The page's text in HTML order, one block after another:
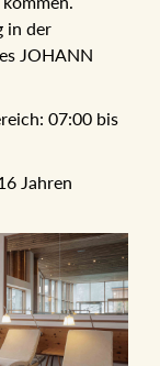
in der
JOHANN
07:00
Jahren